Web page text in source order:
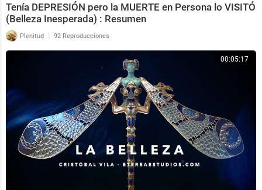
Tenía DEPRESIÓN pero la MUERTE en Persona lo VISITÓ
(Belleza Inesperada) : Resumen
Plenitud | 92 Reproducciones
00:05:17